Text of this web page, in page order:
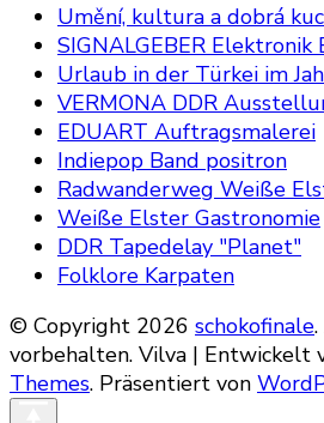
Umění, kultura a dobrá
SIGNALGEBER Elektronik
Urlaub in der Türkei im
VERMONA DDR
EDUART Auftragsmalerei
Indiepop Band positron
Radwanderweg Weiße
Weiße Elster Gastronomie
DDR Tapedelay "Planet"
Folklore Karpaten
© Copyright 2026 schokofinale
vorbehalten. Vilva | Entwickelt
Themes. Präsentiert von